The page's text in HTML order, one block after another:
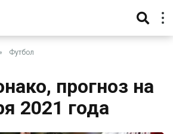
» Футбол
прогноз на
2021 года